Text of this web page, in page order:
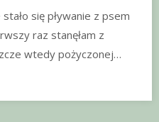
się pływanie z psem
raz stanęłam z
wtedy pożyczonej…